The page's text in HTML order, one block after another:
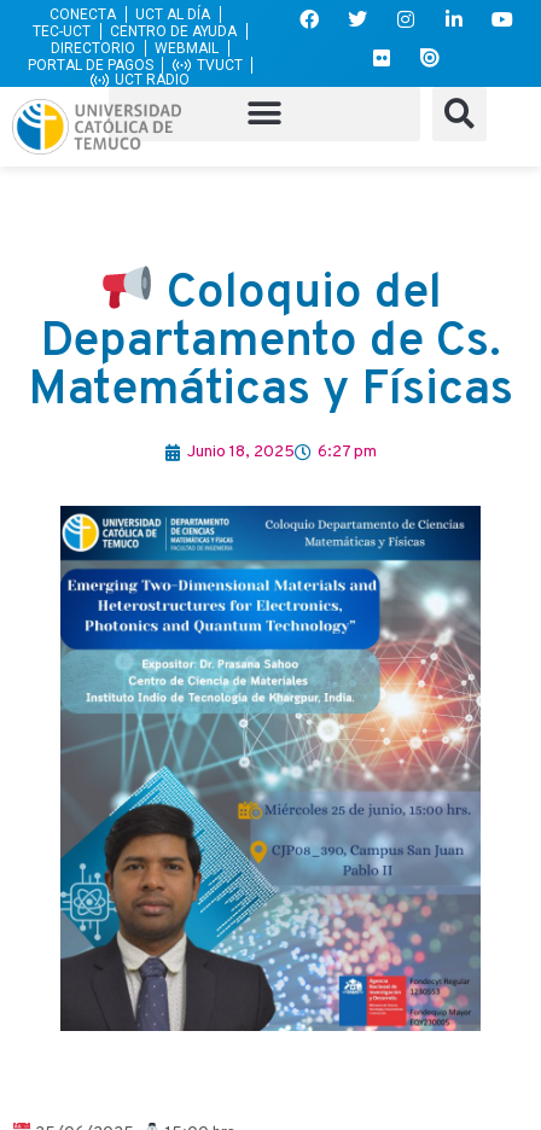
CONECTA
UCT AL DÍA
TEC-UCT
CENTRO DE AYUDA
DIRECTORIO
WEBMAIL
PORTAL DE PAGOS
TVUCT
UCT RADIO
Coloquio del
Departamento de Cs.
Matemáticas y Físicas
Junio 18, 2025 6:27 pm